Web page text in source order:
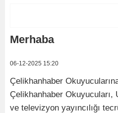
Merhaba
06-12-2025 15:20
Çelikhanhaber
Çelikhanhaber Okuyucuları,
ve televizyon yayıncılığı